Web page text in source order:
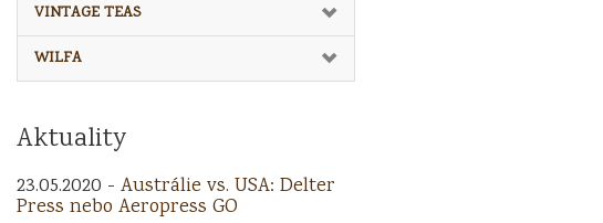
VINTAGE TEAS
WILFA
Aktuality
23.05.2020 - Austrálie vs. USA: Delter
Press nebo Aeropress GO